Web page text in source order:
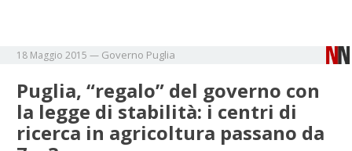
18 Maggio 2015 — Governo Puglia
Puglia, “regalo” del governo con
la legge di stabilità: i centri di
ricerca in agricoltura passano da